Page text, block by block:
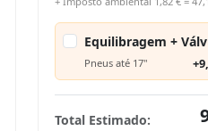
Equilibragem +
Pneus até 17"
Total Estimado: